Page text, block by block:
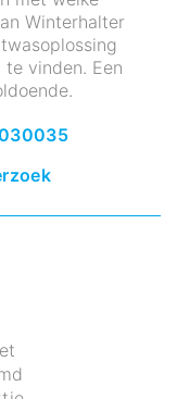
Winterhalter
vinden. Een